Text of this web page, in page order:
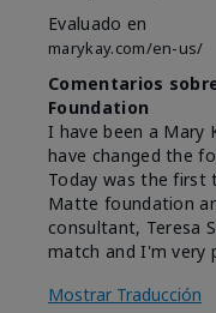
Evaluado en
marykay.com/en-us/
Comentarios
Foundation
I have been a Mary
have changed the
Today was the first
Matte foundation
consultant, Teresa
match and I'm very
Mostrar Traducción